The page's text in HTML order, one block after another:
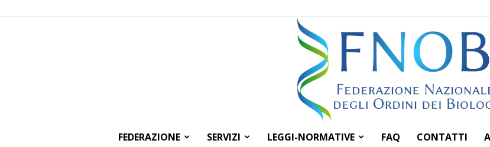
FEDERAZIONE SERVIZI LEGGI-NORMATIVE FAQ CONTATTI